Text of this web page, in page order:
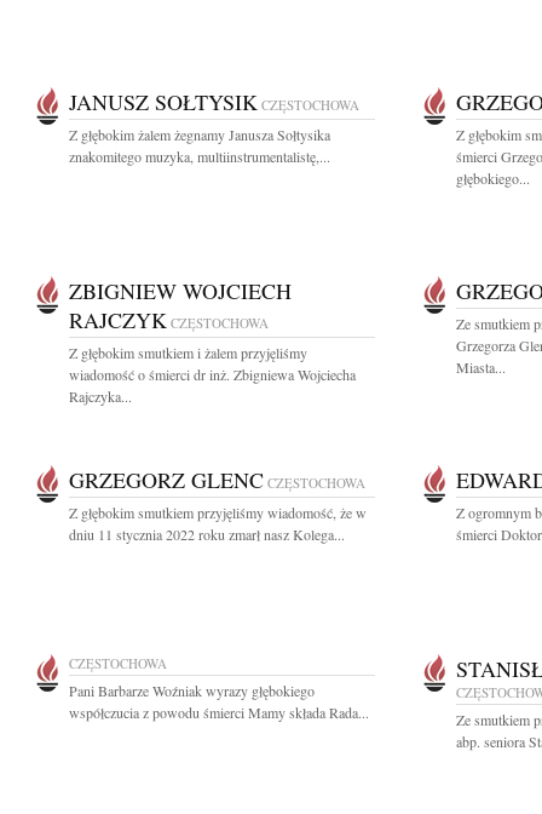
JANUSZ SOŁTYSIK CZĘSTOCHOWA
Z głębokim żalem żegnamy Janusza Sołtysika
znakomitego muzyka, multiinstrumentalistę,...
Z głębokim
śmierci
głębokiego...
ZBIGNIEW WOJCIECH
RAJCZYK CZĘSTOCHOWA
Z głębokim smutkiem i żalem przyjęliśmy
wiadomość o śmierci dr inż. Zbigniewa Wojciecha
Rajczyka...
Ze smutkiem
Grzegorza
Miasta...
GRZEGORZ GLENC CZĘSTOCHOWA
Z głębokim smutkiem przyjęliśmy wiadomość, że w
dniu 11 stycznia 2022 roku zmarł nasz Kolega...
Z ogromnym
śmierci
CZĘSTOCHOWA
Pani Barbarze Woźniak wyrazy głębokiego
współczucia z powodu śmierci Mamy składa Rada...
Ze smutkiem
abp. seniora